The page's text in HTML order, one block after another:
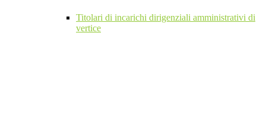
Titolari di incarichi dirigenziali amministrativi di
vertice